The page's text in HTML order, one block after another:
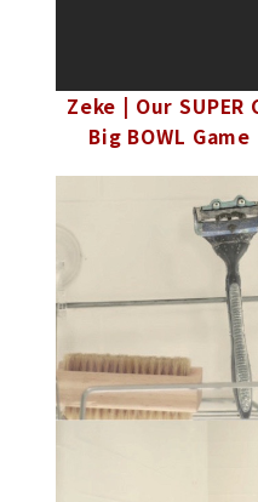
Zeke | Our
Big BOWL